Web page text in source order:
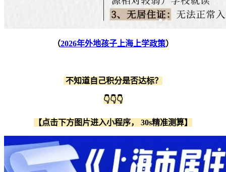
（2026年外地孩子上海上学政策）
不知道自己积分是否达标？
👇👇👇
【点击下方图片进入小程序， 30s精准测算】